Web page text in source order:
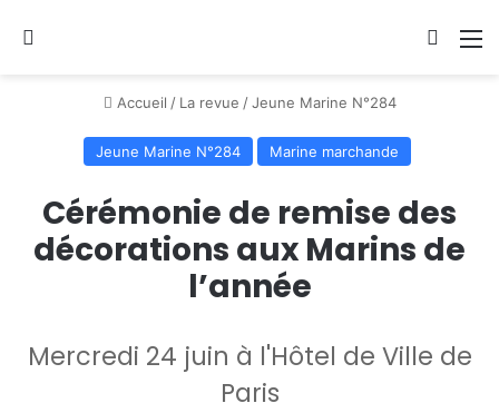
Accueil / La revue / Jeune Marine N°284
Jeune Marine N°284 Marine marchande
Cérémonie de remise des
décorations aux Marins de
l’année
Mercredi 24 juin à l'Hôtel de Ville de
Paris